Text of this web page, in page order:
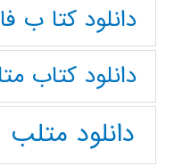
دانلود كتا ب
دانلود كتاب
دانلود متلب